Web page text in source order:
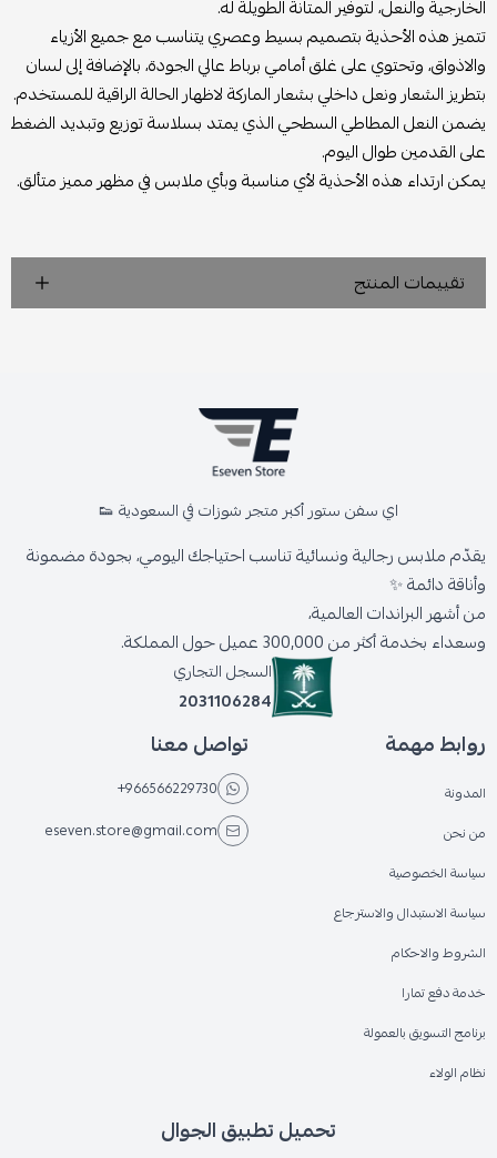
الخارجية والنعل، لتوفير المتانة الطويلة له.
تتميز هذه الأحذية بتصميم بسيط وعصري يتناسب مع جميع الأزياء
والاذواق، وتحتوي على غلق أمامي برباط عالي الجودة، بالإضافة إلى لسان
بتطريز الشعار ونعل داخلي بشعار الماركة لاظهار الحالة الراقية للمستخدم.
يضمن النعل المطاطي السطحي الذي يمتد بسلاسة توزيع وتبديد الضغط
على القدمين طوال اليوم.
يمكن ارتداء هذه الأحذية لأي مناسبة وبأي ملابس في مظهر مميز متألق.
تقييمات المنتج
اي سفن ستور أكبر متجر شوزات في السعودية 👟
يقدّم ملابس رجالية ونسائية تناسب احتياجك اليومي، بجودة مضمونة
وأناقة دائمة ✨
من أشهر البراندات العالمية،
وسعداء بخدمة أكثر من 300,000 عميل حول المملكة.
السجل التجاري
2031106284
روابط مهمة
المدونة
من نحن
سياسة الخصوصية
سياسة الاستبدال والاسترجاع
الشروط والاحكام
خدمة دفع تمارا
برنامج التسويق بالعمولة
نظام الولاء
تواصل معنا
+966566229730
eseven.store@gmail.com
تحميل تطبيق الجوال